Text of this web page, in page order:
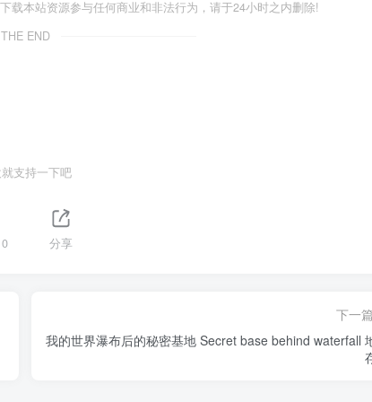
载本站资源参与任何商业和非法行为，请于24小时之内删除!
THE END
支持一下吧
分享
下一篇
我的世界瀑布后的秘密基地 Secret base behind waterfall